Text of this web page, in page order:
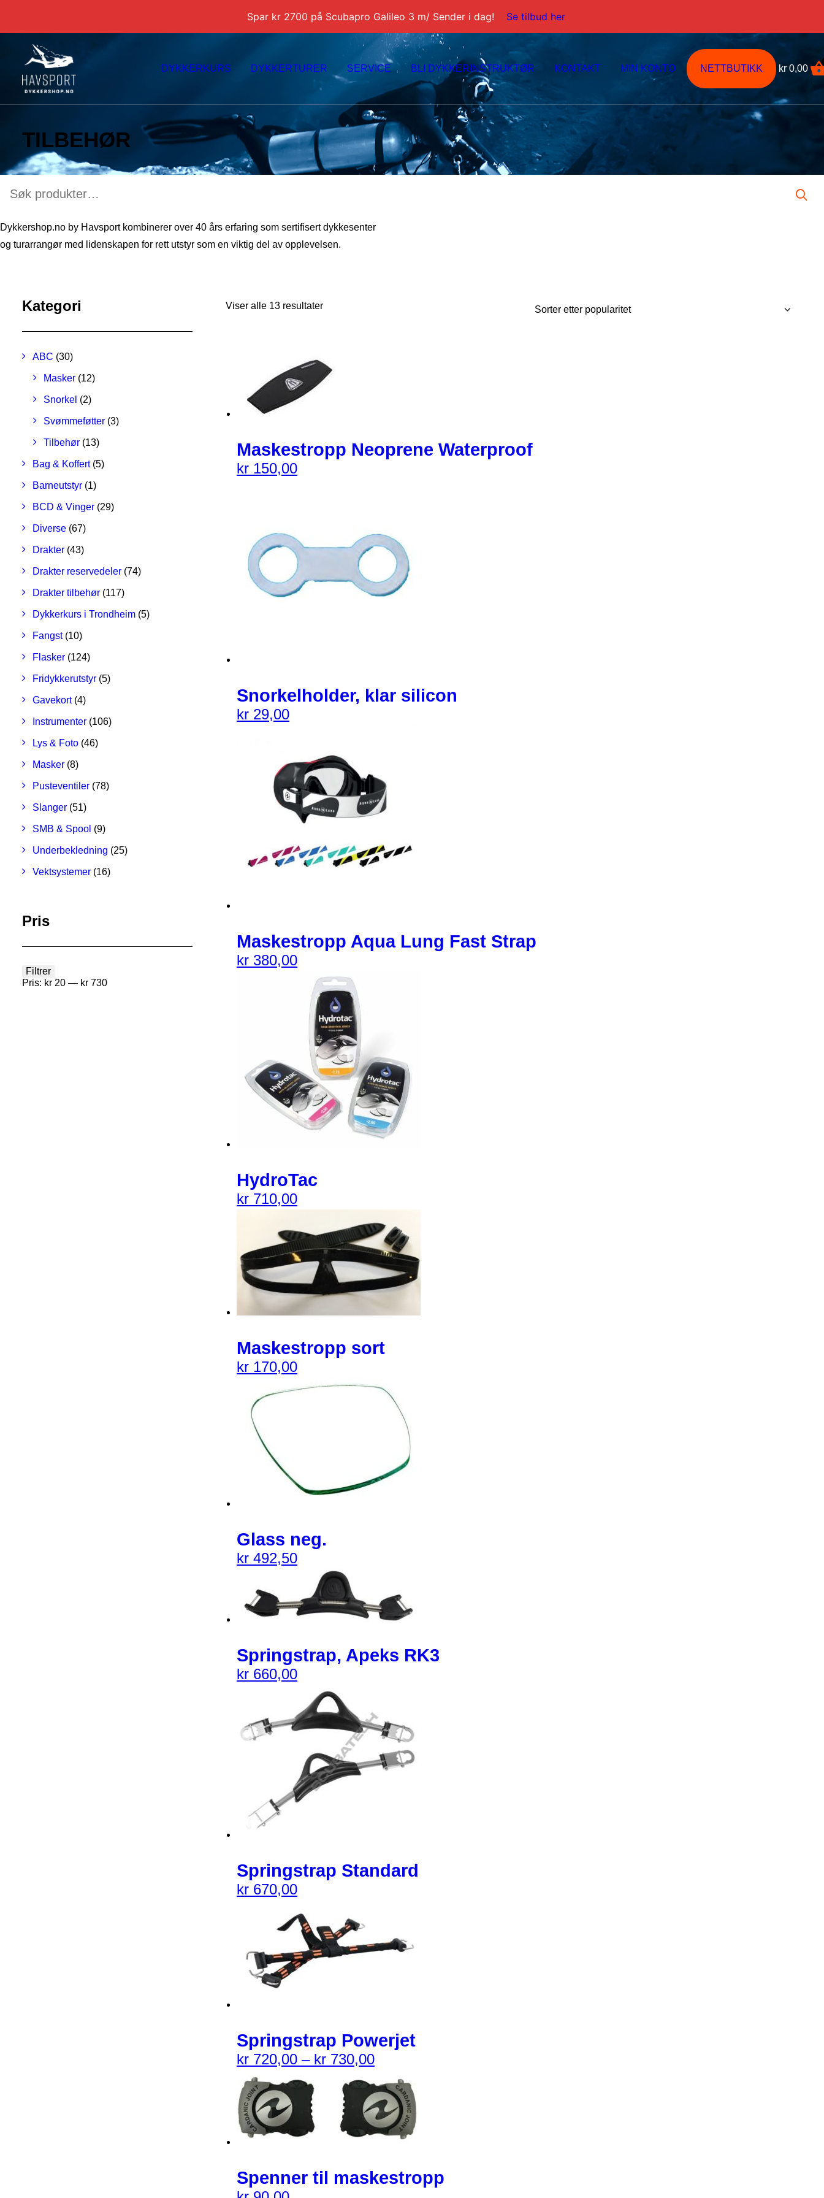
Spar kr 2700 på Scubapro Galileo 3 m/ Sender i dag! Se tilbud her
DYKKERKURS DYKKERTURER SERVICE BLI DYKKERINSTRUKTØR KONTAKT MIN KONTO NETTBUTIKK kr 0,00
TILBEHØR
etter:
Dykkershop.no by Havsport kombinerer over 40 års erfaring som sertifisert dykkesenter
og turarrangør med lidenskapen for rett utstyr som en viktig del av opplevelsen.
Kategori
ABC (30)
Masker (12)
Snorkel (2)
Svømmeføtter (3)
Tilbehør (13)
Bag & Koffert (5)
Barneutstyr (1)
BCD & Vinger (29)
Diverse (67)
Drakter (43)
Drakter reservedeler (74)
Drakter tilbehør (117)
Dykkerkurs i Trondheim (5)
Fangst (10)
Flasker (124)
Fridykkerutstyr (5)
Gavekort (4)
Instrumenter (106)
Lys & Foto (46)
Masker (8)
Pusteventiler (78)
Slanger (51)
SMB & Spool (9)
Underbekledning (25)
Vektsystemer (16)
Pris
Min.
pris
Makspris
Filtrer
Pris: kr 20 — kr 730
Viser alle 13 resultaterSortert
Maskestropp Neoprene Waterproof
kr 150,00
Snorkelholder, klar silicon
kr 29,00
Maskestropp Aqua Lung Fast Strap
kr 380,00
HydroTac
kr 710,00
Maskestropp sort
kr 170,00
Glass neg.
kr 492,50
Springstrap, Apeks RK3
kr 660,00
Springstrap Standard
kr 670,00
Springstrap Powerjet
kr 720,00 – kr 730,00
Spenner til maskestropp